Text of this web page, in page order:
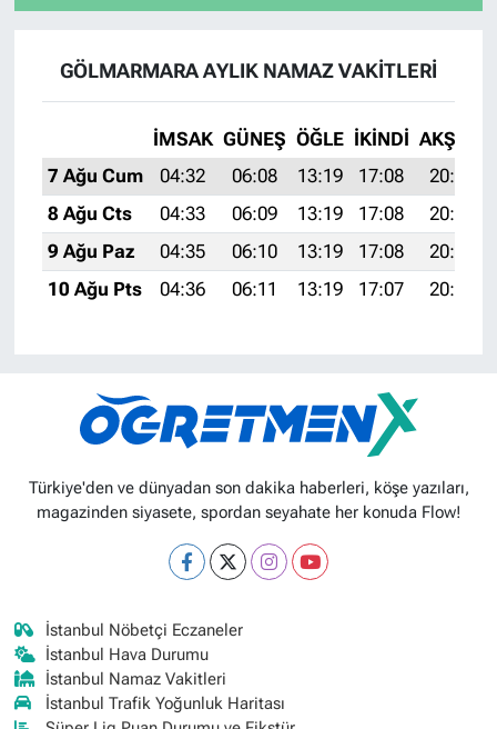
GÖLMARMARA AYLIK NAMAZ VAKITLERI
İMSAK GÜNEŞ ÖĞLE İKINDI AKŞAM
7 Ağu Cum
04:32 06:08 13:19 17:08
20:21
8 Ağu Cts
04:33 06:09 13:19 17:08
20:20
9 Ağu Paz
04:35 06:10 13:19 17:08
20:18
10 Ağu Pts
04:36 06:11 13:19 17:07 20:17
Türkiye'den ve dünyadan son dakika haberleri, köşe yazıları,
magazinden siyasete, spordan seyahate her konuda Flow!
İstanbul Nöbetçi Eczaneler
İstanbul Hava Durumu
İstanbul Namaz Vakitleri
İstanbul Trafik Yoğunluk Haritası